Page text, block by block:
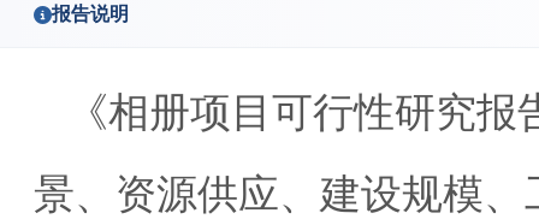
报告说明
《相册项目可行性研究
景、资源供应、建设规模